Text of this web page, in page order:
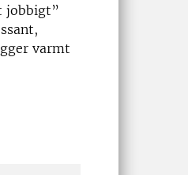
jobbigt”
varmt